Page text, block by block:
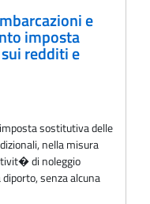
e
imposta
redditi e
sostitutiva delle
nella misura
di noleggio
senza alcuna